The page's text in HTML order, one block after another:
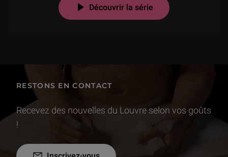
Découvrir la série
RESTONS EN CONTACT
Recevez des nouvelles du Louvre selon vos goûts
!